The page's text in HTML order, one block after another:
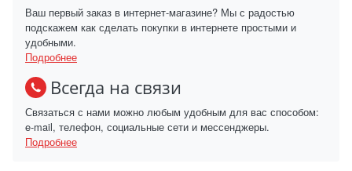
Ваш первый заказ в интернет-магазине? Мы с радостью
подскажем как сделать покупки в интернете простыми и
удобными.
Подробнее
Всегда на связи
Связаться с нами можно любым удобным для вас способом:
e-mail, телефон, социальные сети и мессенджеры.
Подробнее